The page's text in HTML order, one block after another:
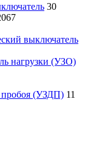
30
выключатель
нагрузки (УЗО)
пробоя (УЗДП) 11